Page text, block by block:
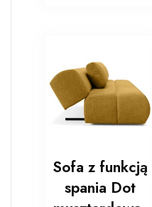
Sofa z funkcją
spania Dot